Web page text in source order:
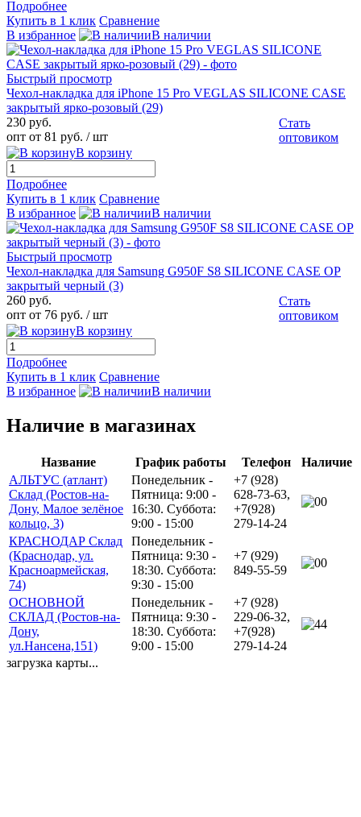
Подробнее
Купить в 1 клик Сравнение
В избранное
В наличии
Быстрый просмотр
Чехол-накладка для iPhone 15 Pro VEGLAS SILICONE CASE
закрытый ярко-розовый (29)
230 руб.
опт от 81 руб. / шт
Стать
оптовиком
В корзину
Подробнее
Купить в 1 клик Сравнение
В избранное
В наличии
Быстрый просмотр
Чехол-накладка для Samsung G950F S8 SILICONE CASE OP
закрытый черный (3)
260 руб.
опт от 76 руб. / шт
Стать
оптовиком
В корзину
Подробнее
Купить в 1 клик Сравнение
В избранное
В наличии
Наличие в магазинах
Название График работы Телефон
Наличие
АЛЬТУС (атлант)
Склад (Ростов-на-
Дону, Малое зелёное
кольцо, 3)
Понедельник -
Пятница: 9:00 -
16:30. Суббота:
9:00 - 15:00
+7 (928)
628-73-63,
+7(928)
279-14-24
0
КРАСНОДАР Склад
(Краснодар, ул.
Красноармейская,
74)
Понедельник -
Пятница: 9:30 -
18:30. Суббота:
9:30 - 15:00
+7 (929)
849-55-59
0
ОСНОВНОЙ
СКЛАД (Ростов-на-
Дону,
ул.Нансена,151)
Понедельник -
Пятница: 9:30 -
18:30. Суббота:
9:00 - 15:00
+7 (928)
229-06-32,
+7(928)
279-14-24
4
загрузка карты...